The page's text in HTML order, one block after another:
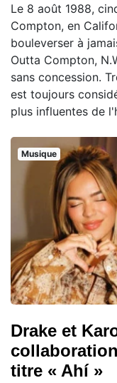
Le 8 août 1988,
Compton, en
bouleverser à
Outta Compton,
sans concession.
est toujours
plus influentes de
Musique
Drake et
titre « Ahí »